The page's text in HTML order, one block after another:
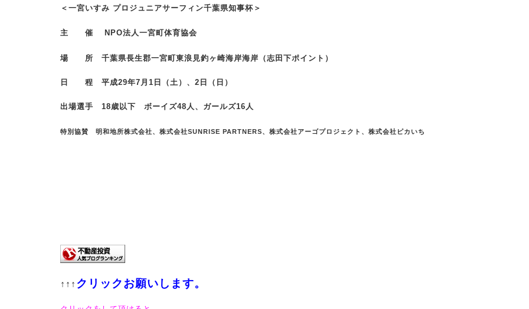
＜一宮いすみ プロジュニアサーフィン千葉県知事杯＞
主 催 NPO法人一宮町体育協会
場 所 千葉県長生郡一宮町東浪見釣ヶ崎海岸海岸（志田下ポイント）
日 程 平成29年7月1日（土）、2日（日）
出場選手 18歳以下 ボーイズ48人、ガールズ16人
特別協賛 明和地所株式会社、株式会社SUNRISE PARTNERS、株式会社アーゴプロジェクト、株式会社ピカいち
↑↑↑ クリックお願いします。